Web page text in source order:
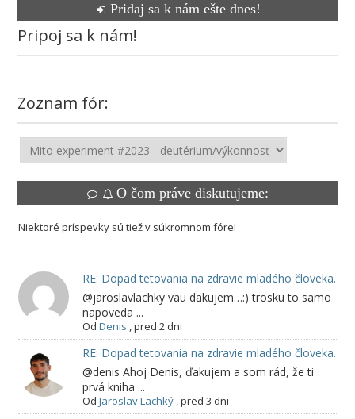
Pridaj sa k nám ešte dnes!
Pripoj sa k nám!
Zoznam fór:
O čom práve diskutujeme:
Niektoré príspevky sú tiež v súkromnom fóre!
RE: Dopad tetovania na zdravie mladého človeka.
@jaroslavlachky vau dakujem…:) trosku to samo
napoveda ...
Od Denis ,pred 2 dni
RE: Dopad tetovania na zdravie mladého človeka.
@denis Ahoj Denis, ďakujem a som rád, že ti
prvá kniha ...
Od Jaroslav Lachký,pred 3 dni